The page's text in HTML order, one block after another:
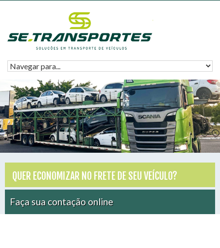
QUER ECONOMIZAR NO FRETE DE SEU VEÍCULO?
Faça sua contação online